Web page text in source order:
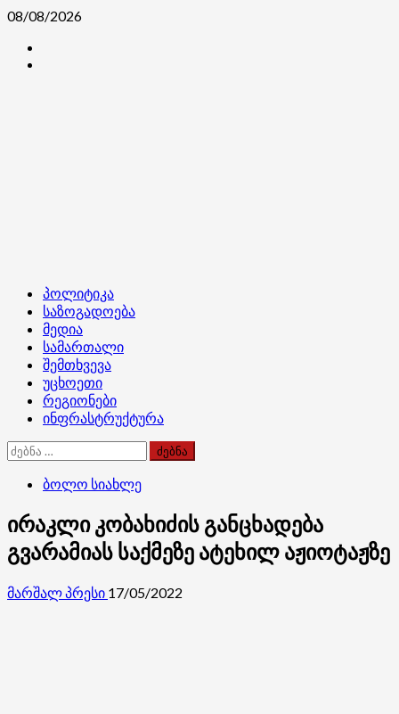
Skip
content
08/08/2026
Primary
Menu
პოლიტიკა
საზოგადოება
მედია
სამართალი
შემთხვევა
უცხოეთი
რეგიონები
ინფრასტრუქტურა
ძებნა:
ბოლო სიახლე
ირაკლი კობახიძის განცხადება
გვარამიას საქმეზე ატეხილ აჟიოტაჟზე
მარშალ პრესი 17/05/2022